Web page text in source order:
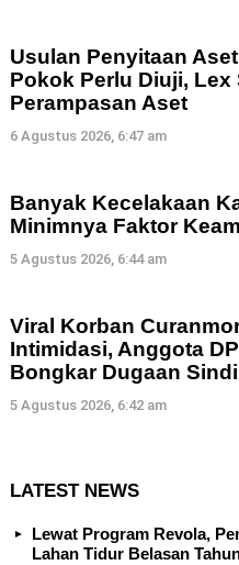
Usulan Penyitaan
Pokok Perlu Diuji, Lex
Perampasan Aset
6 Agustus 2026, 6:47 am
Banyak Kecelakaan
Minimnya Faktor
5 Agustus 2026, 6:44 am
Viral Korban
Intimidasi, Anggota
Bongkar Dugaan
5 Agustus 2026, 6:42 am
LATEST NEWS
Lewat Program Revola,
Lahan Tidur Belasan